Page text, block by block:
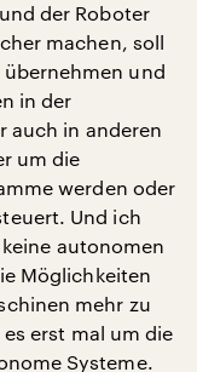
der Roboter
machen, soll
und
in der
auch in anderen
um die
werden oder
Und ich
autonomen
Möglichkeiten
mehr zu
erst mal um die
Systeme.